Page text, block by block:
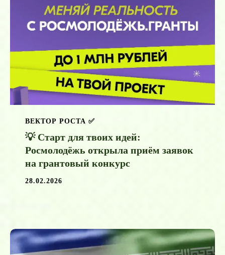
ВЕКТОР РОСТА ✅️
💡 Старт для твоих идей:
Росмолодёжь открыла приём заявок
на грантовый конкурс
28.02.2026